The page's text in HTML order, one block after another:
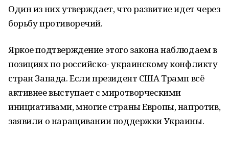
Один из них утверждает, что развитие идет через
борьбу противоречий.
Яркое подтверждение этого закона наблюдаем в
позициях по российско- украинскому конфликту
стран Запада. Если президент США Трамп всё
активнее выступает с миротворческими
инициативами, многие страны Европы, напротив,
заявили о наращивании поддержки Украины.